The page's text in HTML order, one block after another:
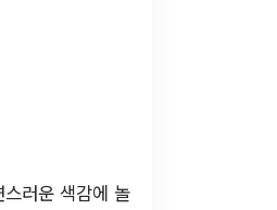
러운 색감에 놀